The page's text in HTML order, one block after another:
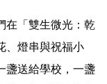
在「雙生微光：乾
、燈串與祝福小
盞送給學校，一盞